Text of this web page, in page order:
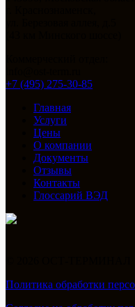
+7 (495) 275-30-85
Главная
Услуги
Цены
О компании
Документы
Отзывы
Контакты
Глоссарий ВЭД
Политика обработки